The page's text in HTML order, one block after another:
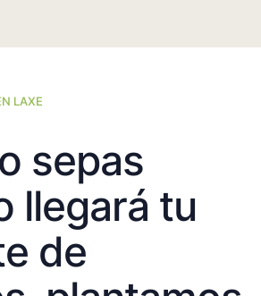
LAXE
sepas
llegará tu
de